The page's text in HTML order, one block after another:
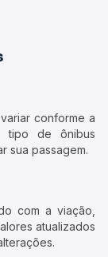
conforme a
tipo de ônibus
sua passagem.
com a viação,
atualizados